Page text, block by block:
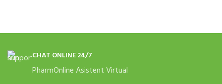
CHAT ONLINE 24/7
PharmOnline Asistent Virtual